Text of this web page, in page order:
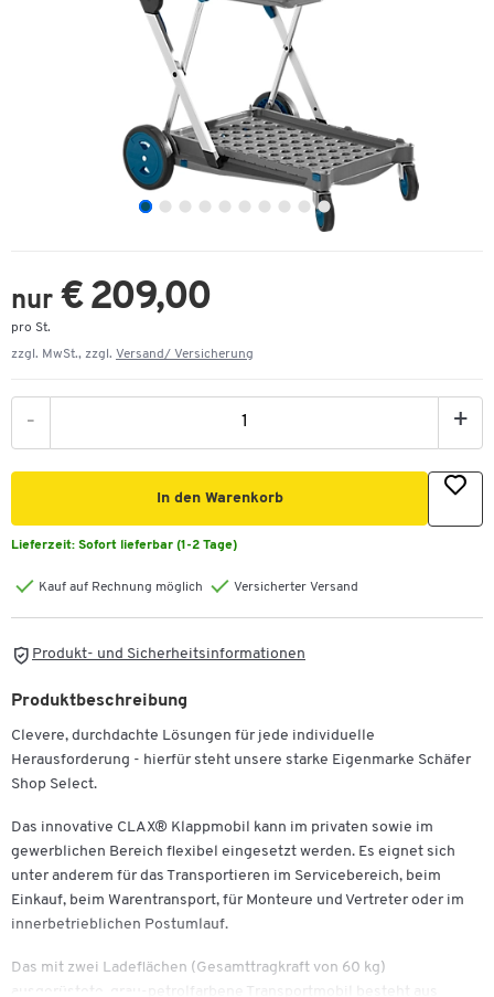
nur € 209,00
pro St.
zzgl. MwSt., zzgl. Versand/ Versicherung
- +
In den Warenkorb
Lieferzeit: Sofort lieferbar (1-2 Tage)
Kauf auf Rechnung möglich Versicherter Versand
Produkt- und Sicherheitsinformationen
Produktbeschreibung
Clevere, durchdachte Lösungen für jede individuelle
Herausforderung - hierfür steht unsere starke Eigenmarke Schäfer
Shop Select.
Das innovative CLAX® Klappmobil kann im privaten sowie im
gewerblichen Bereich flexibel eingesetzt werden. Es eignet sich
unter anderem für das Transportieren im Servicebereich, beim
Einkauf, beim Warentransport, für Monteure und Vertreter oder im
innerbetrieblichen Postumlauf.
Das mit zwei Ladeflächen (Gesamttragkraft von 60 kg)
ausgerüstete, grau-petrolfarbene Transportmobil besteht aus